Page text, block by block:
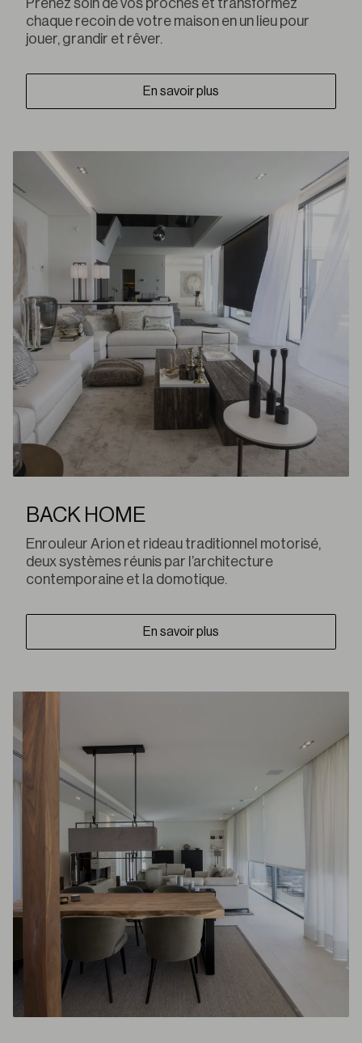
Prenez soin de vos proches et transformez
chaque recoin de votre maison en un lieu pour
jouer, grandir et rêver.
En savoir plus
BACK HOME
Enrouleur Arion et rideau traditionnel motorisé,
deux systèmes réunis par l’architecture
contemporaine et la domotique.
En savoir plus